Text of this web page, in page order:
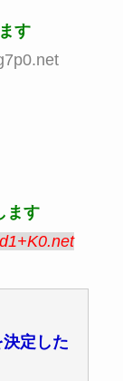
す
ます
定した